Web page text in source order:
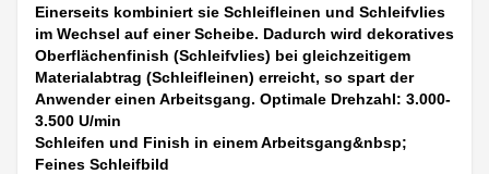
Einerseits kombiniert sie Schleifleinen und Schleifvlies
im Wechsel auf einer Scheibe. Dadurch wird dekoratives
Oberflächenfinish (Schleifvlies) bei gleichzeitigem
Materialabtrag (Schleifleinen) erreicht, so spart der
Anwender einen Arbeitsgang. Optimale Drehzahl: 3.000-
3.500 U/min
Schleifen und Finish in einem Arbeitsgang&nbsp;
Feines Schleifbild